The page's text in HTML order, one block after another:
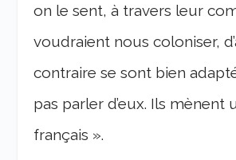
on le sent, à travers leur
voudraient nous coloniser,
contraire se sont bien
pas parler d’eux. Ils mènent
français ».